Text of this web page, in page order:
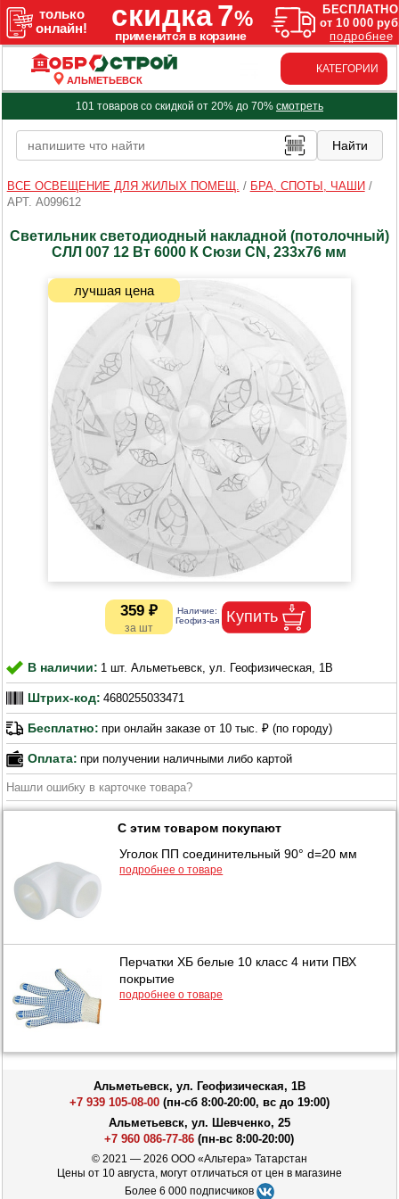
АЛЬМЕТЬЕВСК
КАТЕГОРИИ
101 товаров со скидкой от 20% до 70% смотреть
ВСЕ ОСВЕЩЕНИЕ ДЛЯ ЖИЛЫХ ПОМЕЩ. / БРА, СПОТЫ, ЧАШИ /
АРТ. A099612
Светильник светодиодный накладной (потолочный)
СЛЛ 007 12 Вт 6000 К Сюзи CN, 233х76 мм
359 ₽
В наличии: 1 шт. Альметьевск, ул. Геофизическая, 1В
Штрих-код: 4680255033471
Бесплатно: при онлайн заказе от 10 тыс. ₽ (по городу)
Оплата: при получении наличными либо картой
Нашли ошибку в карточке товара?
С этим товаром покупают
Уголок ПП соединительный 90° d=20 мм
подробнее о товаре
Перчатки ХБ белые 10 класс 4 нити ПВХ
покрытие
подробнее о товаре
Альметьевск, ул. Геофизическая, 1В
+7 939 105-08-00(пн-сб 8:00-20:00, вс до 19:00)
Альметьевск, ул. Шевченко, 25
+7 960 086-77-86 (пн-вс 8:00-20:00)
© 2021 — 2026 ООО «Альтера» Татарстан
Цены от 10 августа, могут отличаться от цен в магазине
Более 6 000 подписчиков